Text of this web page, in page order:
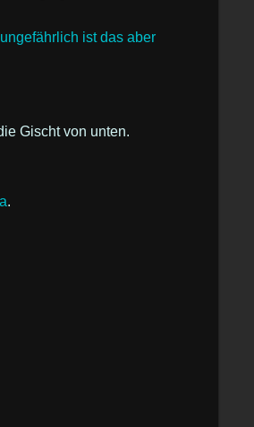
ist das aber
Gischt von unten.
.